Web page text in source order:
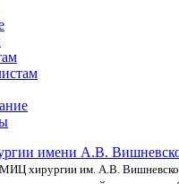
хирургии им. А.В.